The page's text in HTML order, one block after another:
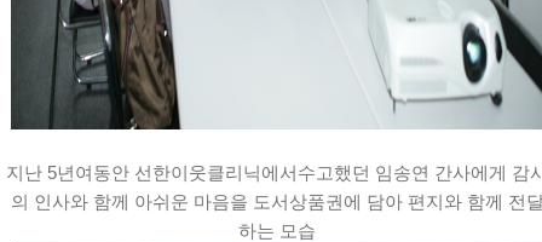
지난 5년여동안 선한이웃클리닉에서수고했던 임송연 간사에게 감
의 인사와 함께 아쉬운 마음을 도서상품권에 담아 편지와 함께 전
하는 모습